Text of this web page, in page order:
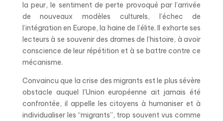
la peur, le sentiment de perte provoqué par l’arrivée
de nouveaux modèles culturels, l’échec de
l’intégration en Europe, la haine de l’élite. Il exhorte ses
lecteurs à se souvenir des drames de l’histoire, à avoir
conscience de leur répétition et à se battre contre ce
mécanisme.
Convaincu que la crise des migrants est le plus sévère
obstacle auquel l’Union européenne ait jamais été
confrontée, il appelle les citoyens à humaniser et à
individualiser les “migrants”, trop souvent vus comme